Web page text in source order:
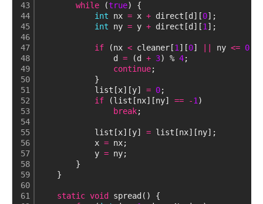
43
44
45
46
47
48
49
50
51
52
53
54
55
56
57
58
59
60
61
while (true) {
int nx = x + direct[d][0];
int ny = y + direct[d][1 ];
if (nx < cleaner[1 ][0] ny <= 0
d = (d + 3) % 4;
continue;
}
list[x][y] = 0;
if (list[nx][ny] == -1 )
break;
list[x][y] = list[nx][ny];
x = nx;
y = ny;
}
}
static void
spread() {